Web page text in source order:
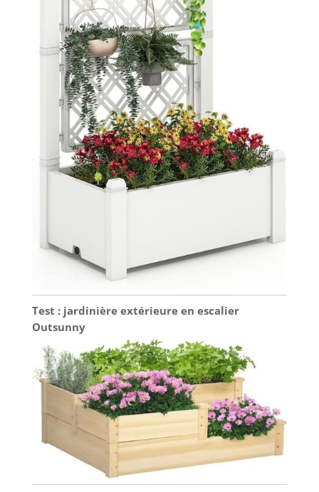
Test : jardinière extérieure en escalier
Outsunny